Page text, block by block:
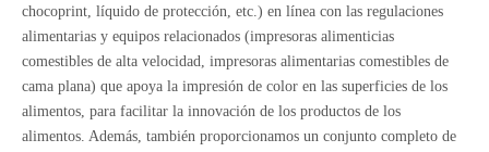
chocoprint, líquido de protección, etc.) en línea con las regulaciones
alimentarias y equipos relacionados (impresoras alimenticias
comestibles de alta velocidad, impresoras alimentarias comestibles de
cama plana) que apoya la impresión de color en las superficies de los
alimentos, para facilitar la innovación de los productos de los
alimentos. Además, también proporcionamos un conjunto completo de